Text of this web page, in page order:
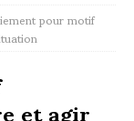
pour motif